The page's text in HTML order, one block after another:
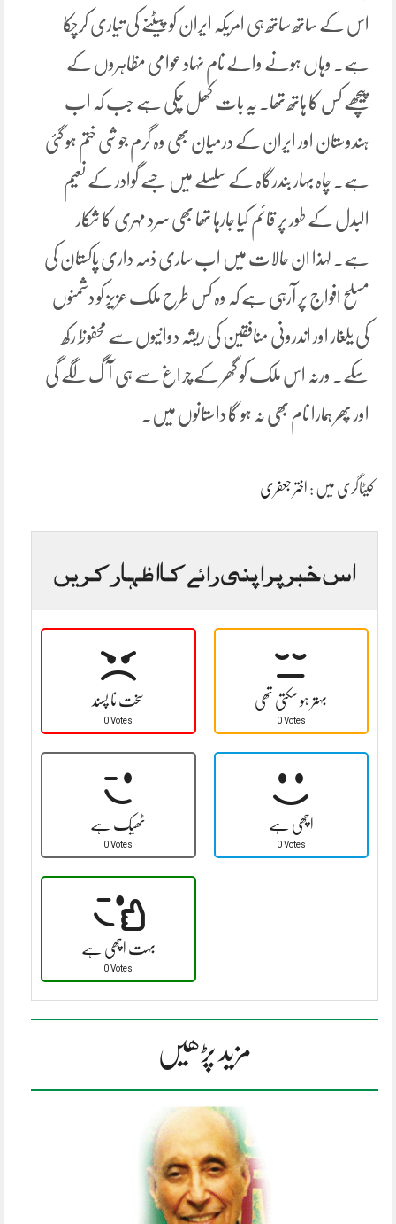
اس کے ساتھ ساتھ ہی امریکہ ایران کو پیٹنے کی تیاری کرچکا
ہے۔ وہاں ہونے والے نام نہاد عوامی مظاہروں کے
پیچھے کس کا ہاتھ تھا۔ یہ بات کھل چکی ہے جب کہ اب
ہندوستان اور ایران کے درمیان بھی وہ گرم جوشی ختم ہو گئی
ہے۔ چاہ بہار بندرگاہ کے سلسلے میں جسے گوادر کے نعیم
البدل کے طور پر قائم کیا جارہا تھا بھی سرد مہری کا شکار
ہے۔ لہذا ان حالات میں اب ساری ذمہ داری پاکستان کی
مسلح افواج پر آرہی ہے کہ وہ کس طرح ملک عزیز کو دشمنوں
کی یلغار اور اندرونی منافقین کی ریشہ دوانیوں سے محفوظ رکھ
سکے۔ ورنہ اس ملک کو گھر کے چراغ سے ہی آگ لگے گی
اور پھر ہمارا نام بھی نہ ہو گا داستانوں میں۔
کیٹاگری میں : اختر جعفری
اس خبر پر اپنی رائے کا اظہار کریں
سخت نا پسند
0 Votes
بہتر ہو سکتی تھی
0 Votes
ٹھیک ہے
0 Votes
اچھی ہے
0 Votes
بہت اچھی ہے
0 Votes
مزید پڑھیں